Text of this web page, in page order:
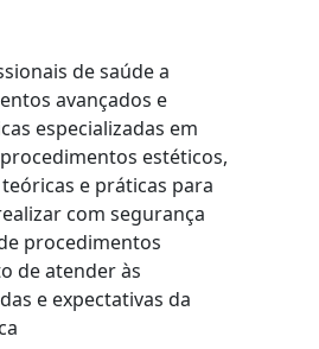
de saúde a
avançados e
especializadas em
estéticos,
e práticas para
com segurança
procedimentos
de atender às
e expectativas da